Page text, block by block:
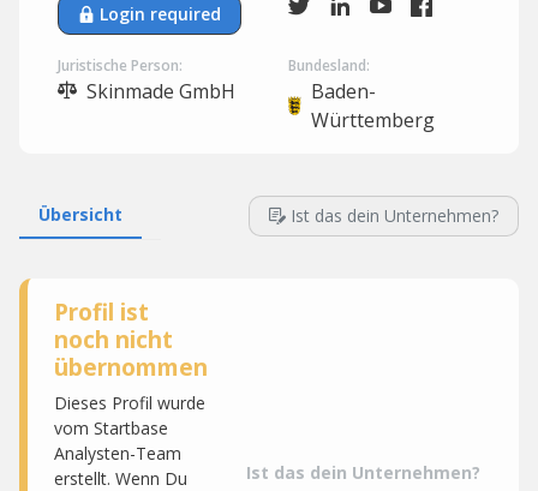
Login required
Juristische Person:
Skinmade GmbH
Bundesland:
Baden-
Württemberg
Übersicht Ist das dein Unternehmen?
Profil ist
noch nicht
übernommen
Dieses Profil wurde
vom Startbase
Analysten-Team
erstellt. Wenn Du
Ist das dein Unternehmen?